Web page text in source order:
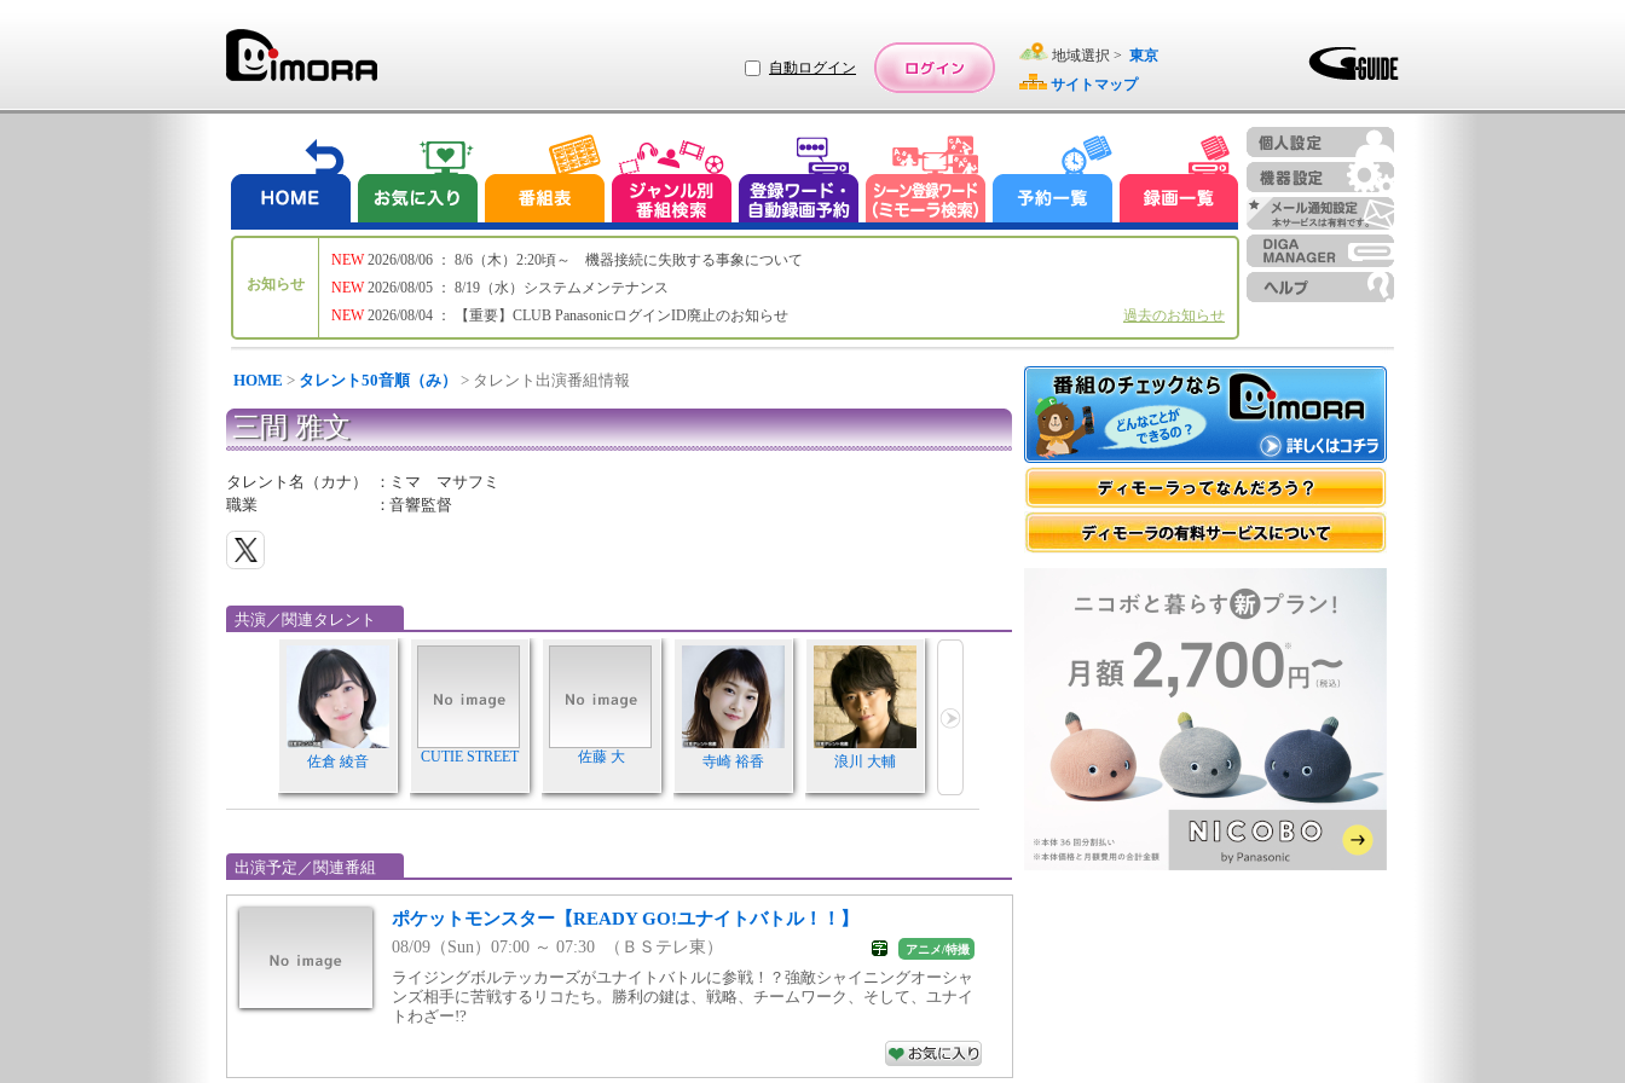
自動ログイン
地域選択 > 東京
サイトマップ
お知らせ
NEW
NEW
NEW
2026/08/06 ： 8/6（木）2:20頃～ 機器接続に失敗する事象について
2026/08/05 ： 8/19（水）システムメンテナンス
2026/08/04 ： 【重要】CLUB PanasonicログインID廃止のお知らせ
過去のお知らせ
HOME > タレント50音順（み） > タレント出演番組情報
三間 雅文
タレント名（カナ） ： ミマ マサフミ
職業
：音響監督
共演／関連タレント
佐倉 綾音 CUTIE STREET 佐藤 大 寺崎 裕香 浪川 大輔
出演予定／関連番組
ポケットモンスター【READY GO!ユナイトバトル！！】
08/09（Sun）07:00 ～ 07:30 （ＢＳテレ東） アニメ/特撮
ライジングボルテッカーズがユナイトバトルに参戦！？強敵シャイニングオーシャ
ンズ相手に苦戦するリコたち。勝利の鍵は、戦略、チームワーク、そして、ユナイ
トわざー!?